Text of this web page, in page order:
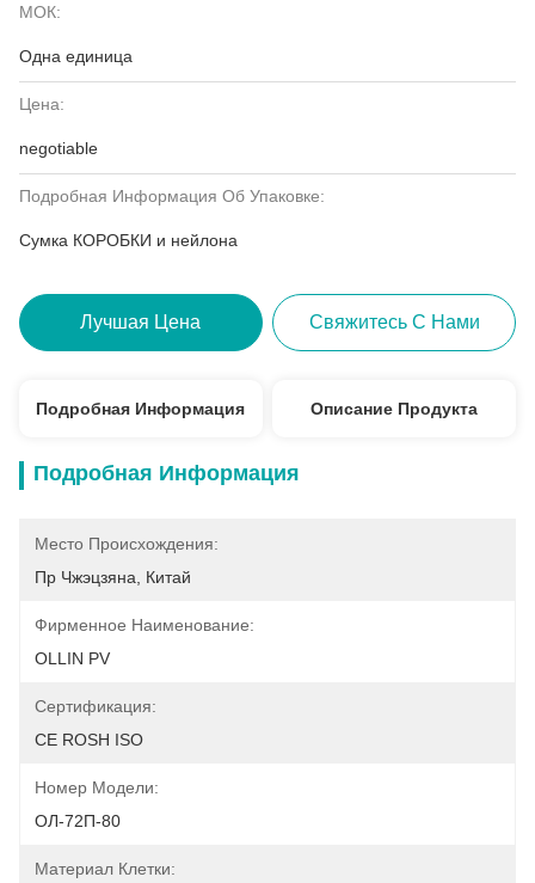
МОК:
Одна единица
Цена:
negotiable
Подробная Информация Об Упаковке:
Сумка КОРОБКИ и нейлона
Лучшая Цена Свяжитесь С Нами
Подробная Информация Описание Продукта
Подробная Информация
Место Происхождения:
Пр Чжэцзяна, Китай
Фирменное Наименование:
OLLIN PV
Сертификация:
CE ROSH ISO
Номер Модели:
ОЛ-72П-80
Материал Клетки: